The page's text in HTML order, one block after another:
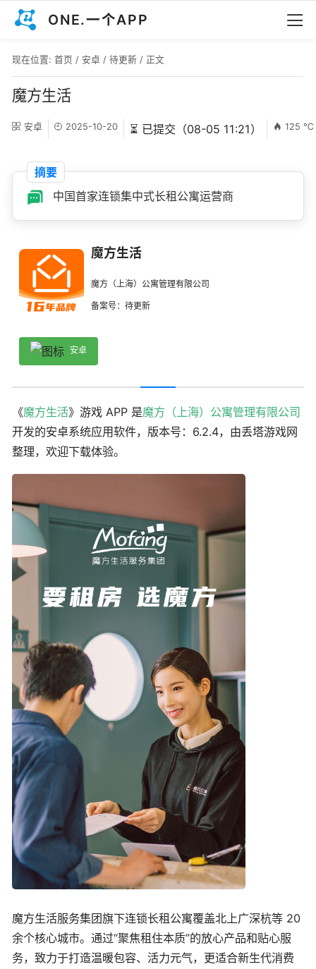
ONE.一个APP
现在位置: 首页 / 安卓 / 待更新 / 正文
魔方生活
安卓 2025-10-20 ⏳ 已提交（08-05 11:21） 125 ℃
摘要
中国首家连锁集中式长租公寓运营商
魔方生活
魔方（上海）公寓管理有限公司
备案号：待更新
安卓
《魔方生活》游戏 APP 是魔方（上海）公寓管理有限公司
开发的安卓系统应用软件，版本号：6.2.4，由丢塔游戏网
整理，欢迎下载体验。
魔方生活服务集团旗下连锁长租公寓覆盖北上广深杭等 20
余个核心城市。通过“聚焦租住本质”的放心产品和贴心服
务，致力于打造温暖包容、活力元气，更适合新生代消费